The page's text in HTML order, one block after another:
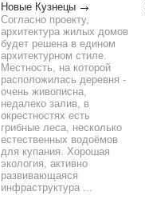
Новые Кузнецы
Согласно проекту,
архитектура жилых домов
будет решена в едином
архитектурном стиле.
Местность, на которой
расположилась деревня -
очень живописна,
недалеко залив, в
окрестностях есть
грибные леса, несколько
естественных водоёмов
для купания. Хорошая
экология, активно
развивающаяся
инфраструктура ...